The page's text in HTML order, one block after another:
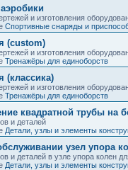
и изготовления
Спортивные снаряды и
(custom)
и изготовления
Тренажёры для единоборств
(классика)
и изготовления
Тренажёры для единоборств
квадратной трубы на
и деталей
Детали, узлы и элементы
узел упора
и деталей в узле упора колен
Детали, узлы и элементы